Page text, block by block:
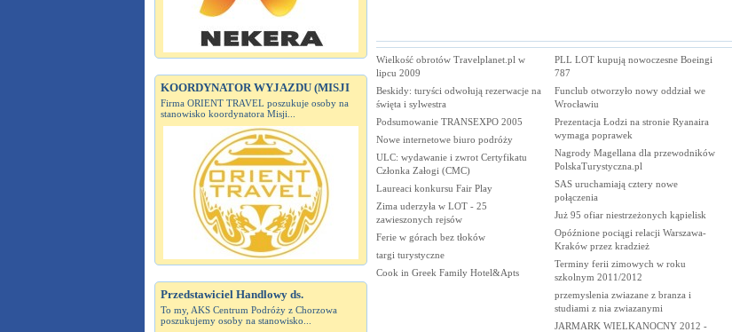
KOORDYNATOR WYJAZDU (MISJI
Firma ORIENT TRAVEL poszukuje osoby na
stanowisko koordynatora Misji...
Przedstawiciel Handlowy ds.
To my, AKS Centrum Podróży z Chorzowa
poszukujemy osoby na stanowisko...
Wielkość obrotów Travelplanet.pl w
lipcu 2009
Beskidy: turyści odwołują rezerwacje na
święta i sylwestra
Podsumowanie TRANSEXPO 2005
Nowe internetowe biuro podróży
ULC: wydawanie i zwrot Certyfikatu
Członka Załogi (CMC)
Laureaci konkursu Fair Play
Zima uderzyła w LOT - 25
zawieszonych rejsów
Ferie w górach bez tłoków
targi turystyczne
Cook in Greek Family Hotel&Apts
PLL LOT kupują nowoczesne Boeingi
787
Funclub otworzyło nowy oddział we
Wrocławiu
Prezentacja Łodzi na stronie Ryanaira
wymaga poprawek
Nagrody Magellana dla przewodników
PolskaTurystyczna.pl
SAS uruchamiają cztery nowe
połączenia
Już 95 ofiar niestrzeżonych kąpielisk
Opóźnione pociągi relacji Warszawa-
Kraków przez kradzież
Terminy ferii zimowych w roku
szkolnym 2011/2012
przemyslenia zwiazane z branza i
studiami z nia zwiazanymi
JARMARK WIELKANOCNY 2012 -